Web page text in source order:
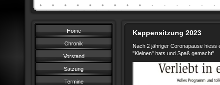
Home
Chronik
Vorstand
Satzung
Termine
Kappensitzung 2023
Nach 2 jähriger Coronapause hiess
"Kleinen" hats und Spaß gemacht"